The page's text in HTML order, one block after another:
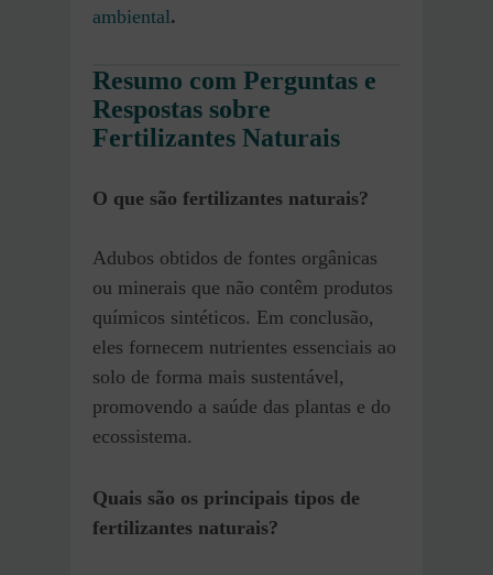
ambiental.
Resumo com Perguntas e
Respostas sobre
Fertilizantes Naturais
O que são fertilizantes naturais?
Adubos obtidos de fontes orgânicas
ou minerais que não contêm produtos
químicos sintéticos. Em conclusão,
eles fornecem nutrientes essenciais ao
solo de forma mais sustentável,
promovendo a saúde das plantas e do
ecossistema.
Quais são os principais tipos de
fertilizantes naturais?